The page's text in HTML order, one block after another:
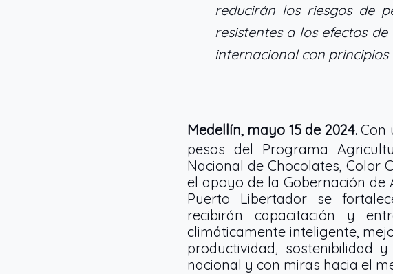
reducirán los riesgos de
resistentes a los efectos
internacional con
Medellín, mayo 15 de 2024.Con
pesos del Programa
Nacional de Chocolates, Color
el apoyo de la Gobernación de
Puerto Libertador se
recibirán capacitación y
climáticamente inteligente,
productividad, sostenibilidad
nacional y con miras hacia el